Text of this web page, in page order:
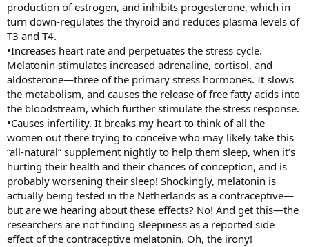
production of estrogen, and inhibits progesterone, which in
turn down-regulates the thyroid and reduces plasma levels of
T3 and T4.
•Increases heart rate and perpetuates the stress cycle.
Melatonin stimulates increased adrenaline, cortisol, and
aldosterone—three of the primary stress hormones. It slows
the metabolism, and causes the release of free fatty acids into
the bloodstream, which further stimulate the stress response.
•Causes infertility. It breaks my heart to think of all the
women out there trying to conceive who may likely take this
“all-natural” supplement nightly to help them sleep, when it’s
hurting their health and their chances of conception, and is
probably worsening their sleep! Shockingly, melatonin is
actually being tested in the Netherlands as a contraceptive—
but are we hearing about these effects? No! And get this—the
researchers are not finding sleepiness as a reported side
effect of the contraceptive melatonin. Oh, the irony!